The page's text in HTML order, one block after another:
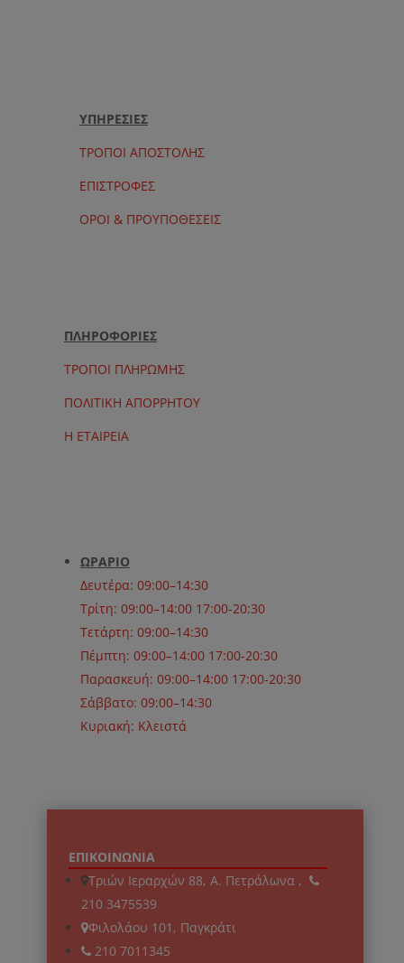
ΥΠΗΡΕΣΙΕΣ
ΤΡΟΠΟΙ ΑΠΟΣΤΟΛΗΣ
ΕΠΙΣΤΡΟΦΕΣ
ΟΡΟΙ & ΠΡΟΥΠΟΘΕΣΕΙΣ
ΠΛΗΡΟΦΟΡΙΕΣ
ΤΡΟΠΟΙ ΠΛΗΡΩΜΗΣ
ΠΟΛΙΤΙΚΗ ΑΠΟΡΡΗΤΟΥ
Η ΕΤΑΙΡΕΙΑ
ΩΡΑΡΙΟ
Δευτέρα: 09:00–14:30
Τρίτη: 09:00–14:00 17:00-20:30
Τετάρτη: 09:00–14:30
Πέμπτη: 09:00–14:00 17:00-20:30
Παρασκευή: 09:00–14:00 17:00-20:30
Σάββατο: 09:00–14:30
Κυριακή: Κλειστά
ΕΠΙΚΟΙΝΩΝΙΑ
Τριών Ιεραρχών 88, Α. Πετράλωνα ,
210 3475539
Φιλολάου 101, Παγκράτι
210 7011345